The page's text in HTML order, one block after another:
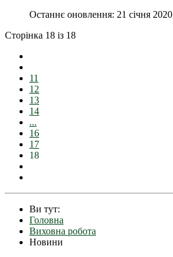
Останнє оновлення: 21 січня 2020
Сторінка 18 із 18
11
12
13
14
...
16
17
18
Ви тут:
Головна
Виховна робота
Новини